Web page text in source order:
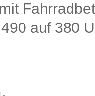
auf 380